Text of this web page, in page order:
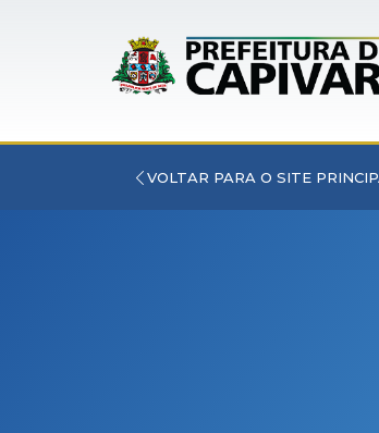
VOLTAR PARA O SITE